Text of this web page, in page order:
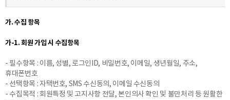
가. 수집 항목
가-1. 회원 가입 시 수집항목
- 필수항목 : 이름, 성별, 로그인ID, 비밀번호, 이메일, 생년월일, 주소,
휴대폰번호
- 선택항목 : 자택번호, SMS 수신동의, 이메일 수신동의
- 수집목적 : 회원특정 및 고지사항 전달, 본인의사 확인 및 불만처리 등 원활한